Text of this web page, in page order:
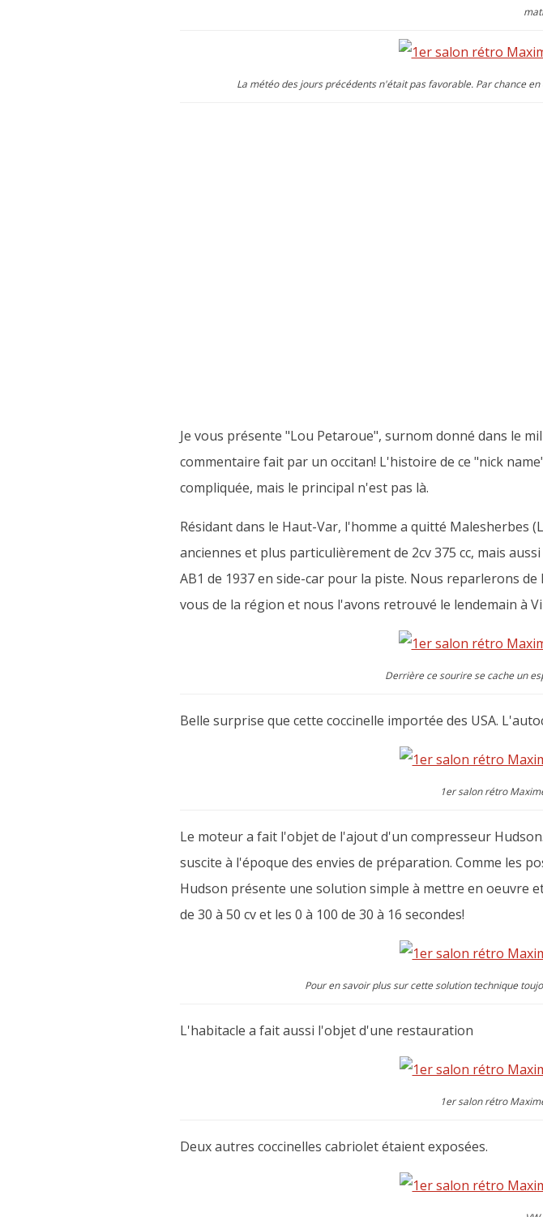
La météo des jours précédents n'était pas favorable. Par chance
Je vous présente "Lou Petaroue", surnom donné dans le
commentaire fait par un occitan! L'histoire de ce "nick
compliquée, mais le principal n'est pas là.
Résidant dans le Haut-Var, l'homme a quitté Malesherbes
anciennes et plus particulièrement de 2cv 375 cc, mais
AB1 de 1937 en side-car pour la piste. Nous reparlerons
vous de la région et nous l'avons retrouvé le lendemain à
Derrière ce sourire se cache un
Belle surprise que cette coccinelle importée des USA.
1er salon rétro
Le moteur a fait l'objet de l'ajout d'un compresseur
suscite à l'époque des envies de préparation. Comme les
Hudson présente une solution simple à mettre en oeuvre
de 30 à 50 cv et les 0 à 100 de 30 à 16 secondes!
Pour en savoir plus sur cette solution technique
L'habitacle a fait aussi l'objet d'une restauration
1er salon rétro
Deux autres coccinelles cabriolet étaient exposées.